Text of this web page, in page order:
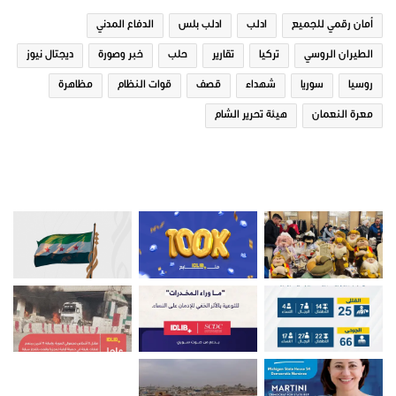
مشروبات رمضانية في ريف ادلب
تقارير
أمان رقمي للجميع ادلب ادلب بلس الدفاع المدني
الطيران الروسي تركيا تقارير حلب خبر وصورة ديجتال نيوز
روسيا سوريا شهداء قصف قوات النظام مظاهرة
معرة النعمان هيئة تحرير الشام